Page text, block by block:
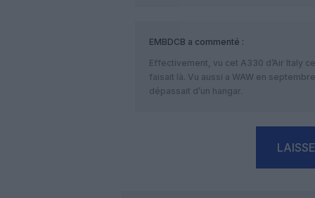
EMBDCB a commenté :
Effectivement, vu cet A330 d’Air Italy
faisait là. Vu aussi a WAW en
dépassait d’un hangar.